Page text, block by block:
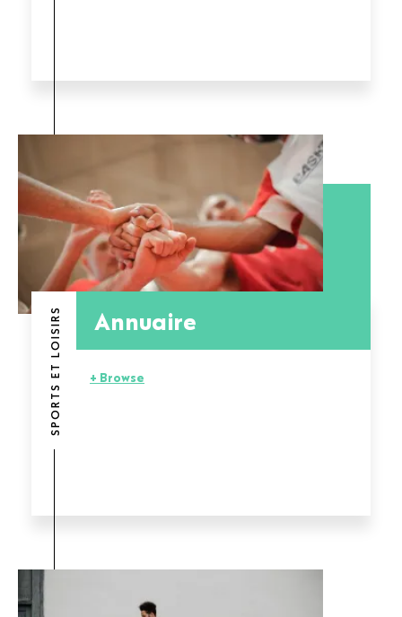
SPORTS ET LOISIRS Annuaire
+ Browse